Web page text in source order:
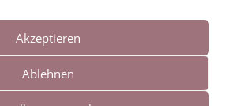
bei der Bereitstellung
Dienste. Durch die
Webseite stimmen Sie
Cookies zu.
Akzeptieren
Ablehnen
“Rose und Nachtigall” —
e‑posta→